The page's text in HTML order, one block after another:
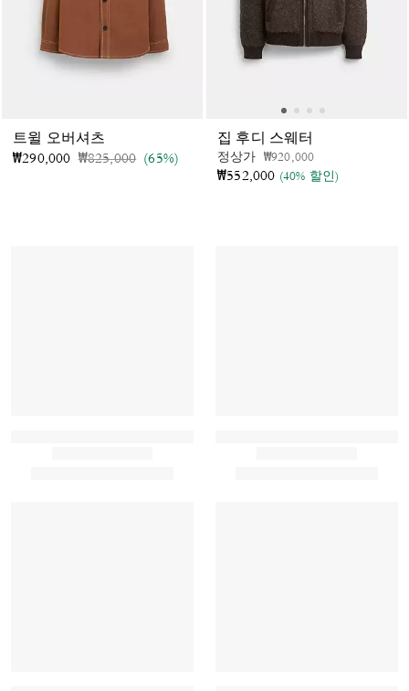
트윌 오버셔츠
₩290,000 가격 인하 전
₩825,000인하됨
(65%)
집 후디 스웨터
정상가 가격 인하 전
₩920,000인하됨
₩552,000 (40% 할인)